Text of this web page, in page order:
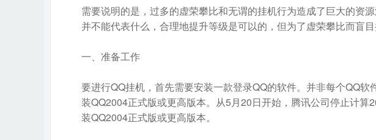
需要说明的是，过多的虚荣攀比和无谓的挂机行为造成了巨大的资
并不能代表什么，合理地提升等级是可以的，但为了虚荣攀比而盲目
一、准备工作
要进行QQ挂机，首先需要安装一款登录QQ的软件。并非每个QQ
装QQ2004正式版或更高版本。从5月20日开始，腾讯公司停止计
装QQ2004正式版或更高版本。